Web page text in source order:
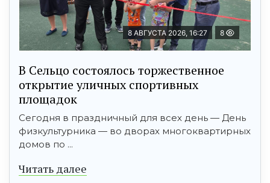
8 АВГУСТА 2026, 16:27 8
В Сельцо состоялось торжественное
открытие уличных спортивных
площадок
Сегодня в праздничный для всех день — День
физкультурника — во дворах многоквартирных
домов по ...
Читать далее